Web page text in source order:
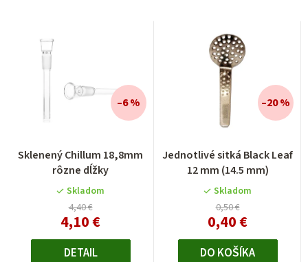
Sklenený Chillum 18,8mm
rôzne dĺžky
Skladom
4,40 €
4,10 €
–6 %
DETAIL
Jednotlivé sitká Black Leaf
12 mm (14.5 mm)
hodnotenie
produktu
je
4,0
z
5
hviezdičiek.
Skladom
0,50 €
0,40 €
–20 %
DO KOŠÍKA